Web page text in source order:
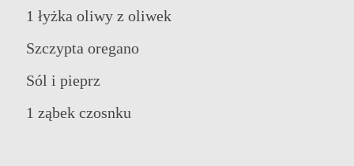
1 łyżka oliwy z oliwek
Szczypta oregano
Sól i pieprz
1 ząbek czosnku